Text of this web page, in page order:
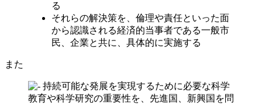
る
それらの解決策を、倫理や責任といった面
から認識される経済的当事者である一般市
民、企業と共に、具体的に実施する
また
持続可能な発展を実現するために必要な科学
教育や科学研究の重要性を、先進国、新興国を問